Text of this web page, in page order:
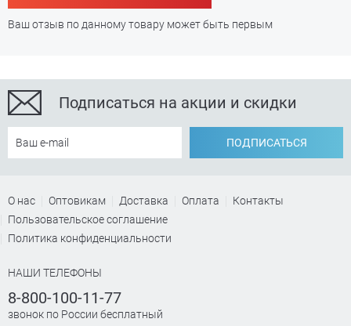
Ваш отзыв по данному товару может быть первым
Подписаться на акции и скидки
ПОДПИСАТЬСЯ
О нас Оптовикам Доставка Оплата
Контакты
Пользовательское соглашение
Политика конфиденциальности
НАШИ ТЕЛЕФОНЫ
8-800-100-11-77
звонок по России бесплатный